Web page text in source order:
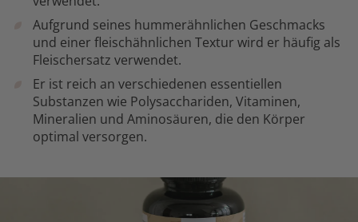
Aufgrund seines hummerähnlichen Geschmacks
und einer fleischähnlichen Textur wird er häufig als
Fleischersatz verwendet.
Er ist reich an verschiedenen essentiellen
Substanzen wie Polysacchariden, Vitaminen,
Mineralien und Aminosäuren, die den Körper
optimal versorgen.